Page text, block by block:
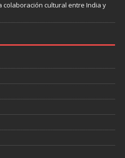
cultural entre India y